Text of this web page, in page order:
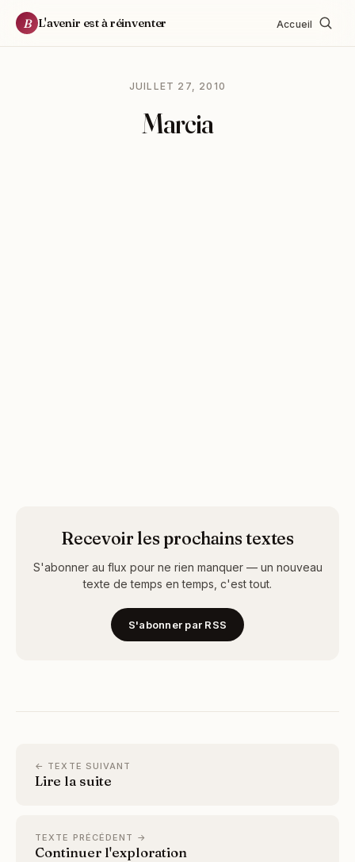
B L'avenir est à réinventer Accueil
JUILLET 27, 2010
Marcia
Recevoir les prochains textes
S'abonner au flux pour ne rien manquer — un nouveau
texte de temps en temps, c'est tout.
S'abonner par RSS
← TEXTE SUIVANT
Lire la suite
TEXTE PRÉCÉDENT →
Continuer l'exploration